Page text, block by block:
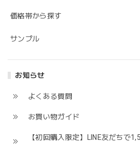
価格帯から探す
サンプル
お知らせ
よくある質問
お買い物ガイド
【初回購入限定】LINE友だちで